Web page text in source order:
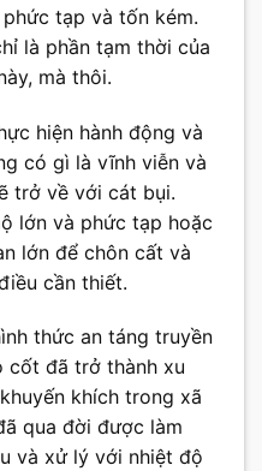
tạp và tốn kém.
là phần tạm thời của
mà thôi.
hiện hành động và
có gì là vĩnh viễn và
trở về với cát bụi.
lớn và phức tạp hoặc
lớn để chôn cất và
cần thiết.
thức an táng truyền
cốt đã trở thành xu
khích trong xã
qua đời được làm
và xử lý với nhiệt độ